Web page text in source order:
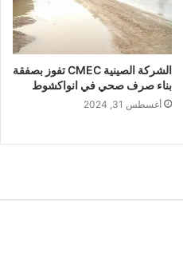
الشركة الصينية CMEC تفوز بصفقة
بناء صرف صحي في انواكشوط
أغسطس 31, 2024